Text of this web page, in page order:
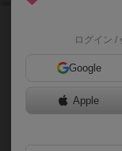
ログイン /
Google
Apple